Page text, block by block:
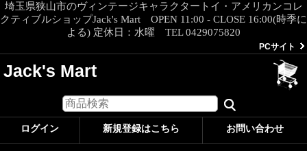
埼玉県狭山市のヴィンテージキャラクタートイ・アメリカンコレ
クティブルショップJack's Mart OPEN 11:00 - CLOSE 16:00(時季に
よる) 定休日：水曜 TEL 0429075820
PCサイト
Jack's Mart
ログイン 新規登録はこちら お問い合わせ